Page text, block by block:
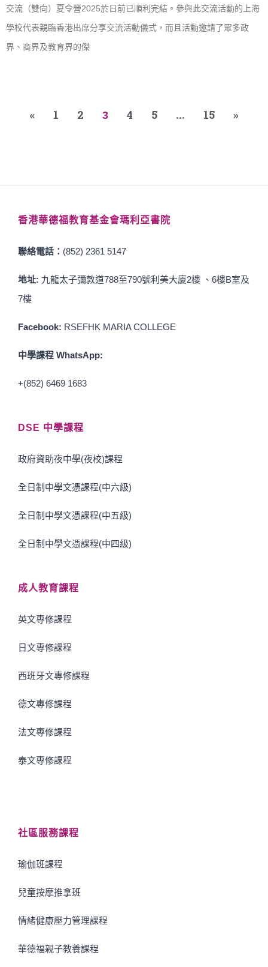
交流（雙向）夏令營2025於日前已順利完結。參與此交流活動的上海
學校代表親臨香港出席分享交流活動儀式，而且活動邀請了眾多政
界、商界及教育界的傑
« 1 2 3 4 5 ... 15 »
香港華德福教育基金會瑪利亞書院
聯絡電話： (852) 2361 5147
地址: 九龍太子彌敦道788至790號利美大廈2樓 、6樓B室及
7樓
Facebook: RSEFHK MARIA COLLEGE
中學課程 WhatsApp:
+(852) 6469 1683
DSE 中學課程
政府資助夜中學(夜校)課程
全日制中學文憑課程(中六級)
全日制中學文憑課程(中五級)
全日制中學文憑課程(中四級)
成人教育課程
英文專修課程
日文專修課程
西班牙文專修課程
德文專修課程
法文專修課程
泰文專修課程
社區服務課程
瑜伽班課程
兒童按摩推拿班
情緒健康壓力管理課程
華德福親子教養課程